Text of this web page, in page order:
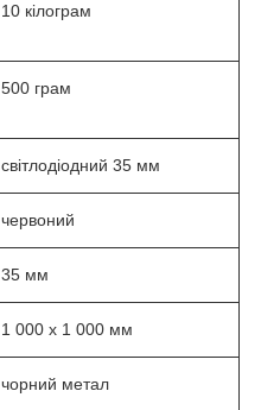
10 кілограм
500 грам
світлодіодний 35 мм
червоний
35 мм
1 000 x 1 000 мм
чорний метал